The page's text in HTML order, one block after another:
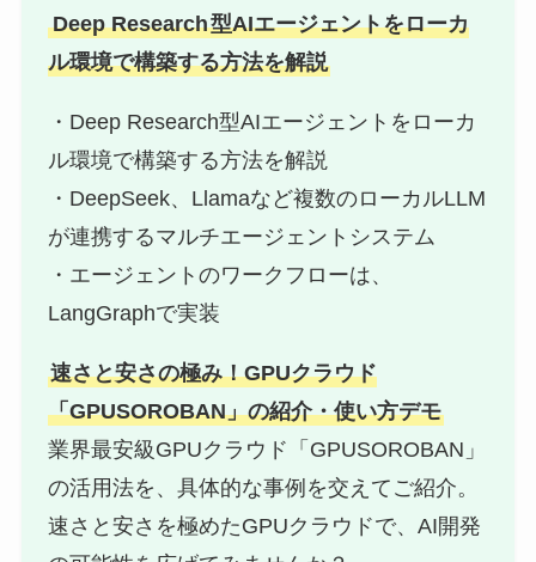
Deep Research型AIエージェントをローカ
ル環境で構築する方法を解説
・Deep Research型AIエージェントをローカ
ル環境で構築する方法を解説
・DeepSeek、Llamaなど複数のローカルLLM
が連携するマルチエージェントシステム
・エージェントのワークフローは、
LangGraphで実装
速さと安さの極み！GPUクラウド
「GPUSOROBAN」の紹介・使い方デモ
業界最安級GPUクラウド「GPUSOROBAN」
の活用法を、具体的な事例を交えてご紹介。
速さと安さを極めたGPUクラウドで、AI開発